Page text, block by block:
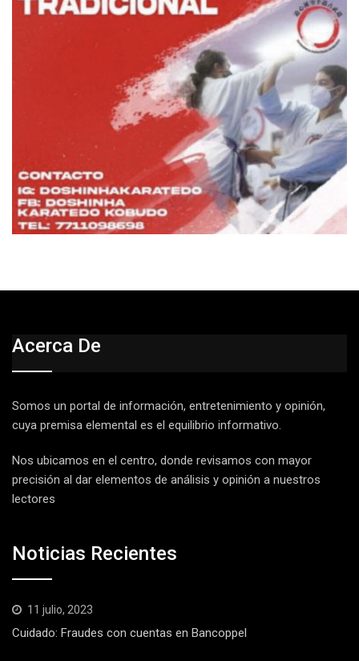
Acerca De
Somos un portal de información, entretenimiento y opinión,
cuya premisa elemental es el equilibrio informativo.
Nos ubicamos en el centro, donde revisamos con mayor
precisión al dar elementos de análisis y opinión a nuestros
lectores
Noticias Recientes
11 julio, 2023
Cuidado: Fraudes con cuentas en Bancoppel